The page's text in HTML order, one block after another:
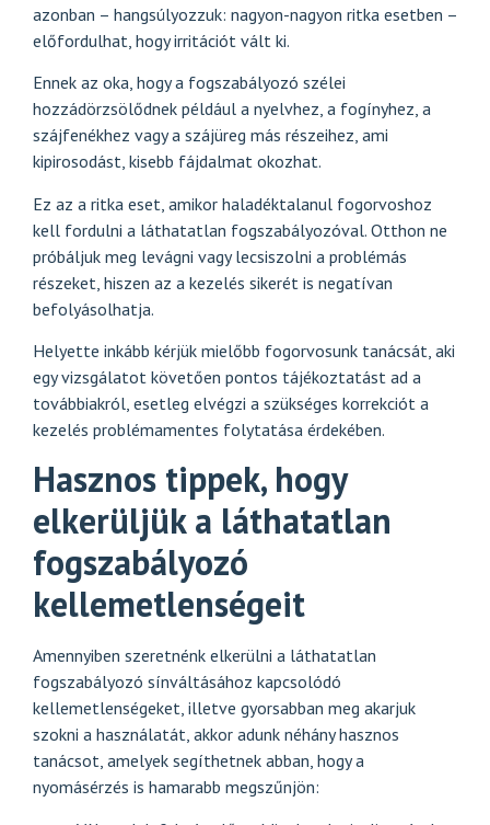
azonban – hangsúlyozzuk: nagyon-nagyon ritka esetben –
előfordulhat, hogy irritációt vált ki.
Ennek az oka, hogy a fogszabályozó szélei
hozzádörzsölődnek például a nyelvhez, a fogínyhez, a
szájfenékhez vagy a szájüreg más részeihez, ami
kipirosodást, kisebb fájdalmat okozhat.
Ez az a ritka eset, amikor haladéktalanul fogorvoshoz
kell fordulni a láthatatlan fogszabályozóval. Otthon ne
próbáljuk meg levágni vagy lecsiszolni a problémás
részeket, hiszen az a kezelés sikerét is negatívan
befolyásolhatja.
Helyette inkább kérjük mielőbb fogorvosunk tanácsát, aki
egy vizsgálatot követően pontos tájékoztatást ad a
továbbiakról, esetleg elvégzi a szükséges korrekciót a
kezelés problémamentes folytatása érdekében.
Hasznos tippek, hogy
elkerüljük a láthatatlan
fogszabályozó
kellemetlenségeit
Amennyiben szeretnénk elkerülni a láthatatlan
fogszabályozó sínváltásához kapcsolódó
kellemetlenségeket, illetve gyorsabban meg akarjuk
szokni a használatát, akkor adunk néhány hasznos
tanácsot, amelyek segíthetnek abban, hogy a
nyomásérzés is hamarabb megszűnjön: